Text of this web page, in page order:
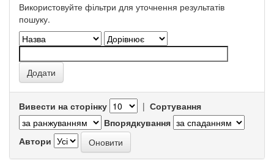
Використовуйте фільтри для уточнення результатів
пошуку.
Вивести на сторінку | Сортування
Впорядкування
Автори